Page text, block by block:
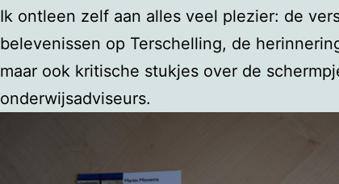
Ik ontleen zelf aan alles veel plezier: de
belevenissen op Terschelling, de
maar ook kritische stukjes over de
onderwijsadviseurs.